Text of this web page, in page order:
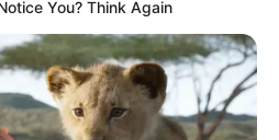
You? Think Again